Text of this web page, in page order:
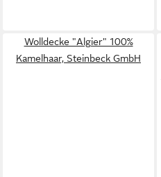
Wolldecke "Algier" 100%
Kamelhaar, Steinbeck GmbH